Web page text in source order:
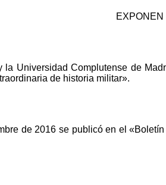
EXPONEN
la Universidad Complutense de
de historia militar».
de 2016 se publicó en el